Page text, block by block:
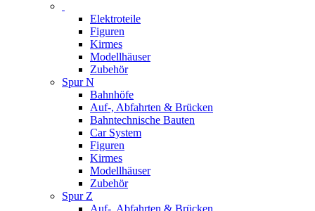
Elektroteile
Figuren
Kirmes
Modellhäuser
Zubehör
Spur N
Bahnhöfe
Auf-, Abfahrten & Brücken
Bahntechnische Bauten
Car System
Figuren
Kirmes
Modellhäuser
Zubehör
Spur Z
Auf-, Abfahrten & Brücken